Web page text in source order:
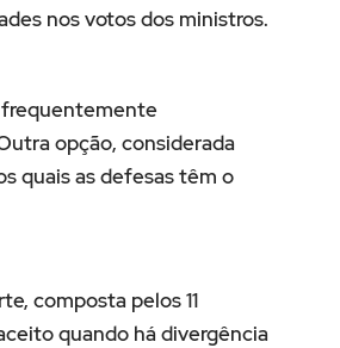
nos votos dos ministros.
frequentemente
opção, considerada
quais as defesas têm o
composta pelos 11
quando há divergência